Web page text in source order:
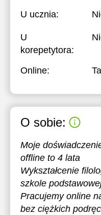
U ucznia:
U
korepetytora:
Online:
O sobie:
Moje
offline to 4 lata
Wykształcenie
szkole
Pracujemy online
bez ciężkich